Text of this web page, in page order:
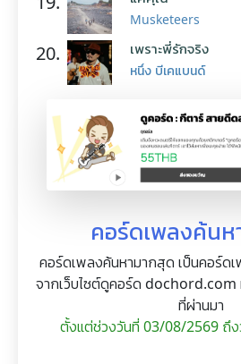
Musketeers
20. เพราะพี่รักจริง
หนึ่ง บีเคแบนด์
คอร์ดเพลงค้นห
คอร์ดเพลงค้นหามากสุด เป็นคอร์ด
จากเว็บไซต์ดูคอร์ด dochord.com
ที่ผ่านมา
ตั้งแต่ช่วงวันที่ 03/08/2569 ถึ